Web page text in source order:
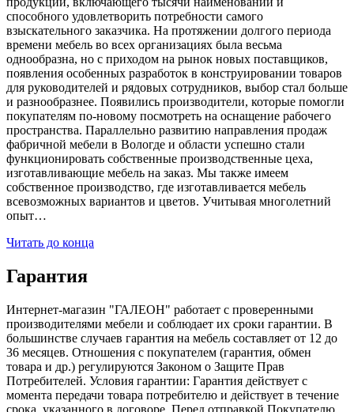
способного удовлетворить потребности самого
взыскательного заказчика. На протяжении долгого периода
времени мебель во всех организациях была весьма
однообразна, но с приходом на рынок новых поставщиков,
появления особенных разработок в конструировании товаров
для руководителей и рядовых сотрудников, выбор стал больше
и разнообразнее. Появились производители, которые помогли
покупателям по-новому посмотреть на оснащение рабочего
пространства. Параллельно развитию направления продаж
фабричной мебели в Вологде и области успешно стали
функционировать собственные производственные цеха,
изготавливающие мебель на заказ. Мы также имеем
собственное производство, где изготавливается мебель
всевозможных вариантов и цветов. Учитывая многолетний
опыт…
Читать до конца
Гарантия
Интернет-магазин "ГАЛЕОН" работает с проверенными
производителями мебели и соблюдает их сроки гарантии. В
большинстве случаев гарантия на мебель составляет от 12 до
36 месяцев. Отношения с покупателем (гарантия, обмен
товара и др.) регулируются Законом о Защите Прав
Потребителей. Условия гарантии: Гарантия действует с
момента передачи товара потребителю и действует в течение
срока, указанного в договоре. Перед отправкой Покупателю,